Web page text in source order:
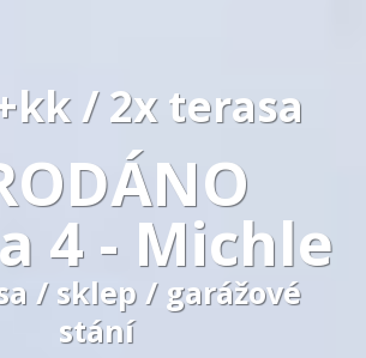
/ 2x terasa
4 - Michle
/ sklep / garážové
stání